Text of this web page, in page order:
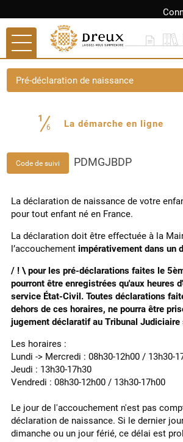
Ouvrir le menu
Mes demandes
Mon compte
Accès autres sites
Retour à dreux.com
Billetterie théâtre
Pré-déclaration de naissance
Code de suivi PDMGJBDP
1
6 La démarche en ligne
La déclaration de naissance de votre
pour tout enfant né en France.
La déclaration doit être effectuée à la
l’accouchement impérativement dans un
/ ! \ pour les pré-déclarations faites le
pourront être enregistrées qu'aux heures
service État-Civil. Toutes déclarations
dehors de ces horaires, ne pourra être
jugement déclaratif au Tribunal Judiciaire
Les horaires :
Lundi -> Mercredi : 08h30-12h00 / 13h30-
Jeudi : 13h30-17h30
Vendredi : 08h30-12h00 / 13h30-17h00
Le jour de l'accouchement n'est pas
déclaration de naissance. Si le dernier
dimanche ou un jour férié, ce délai est